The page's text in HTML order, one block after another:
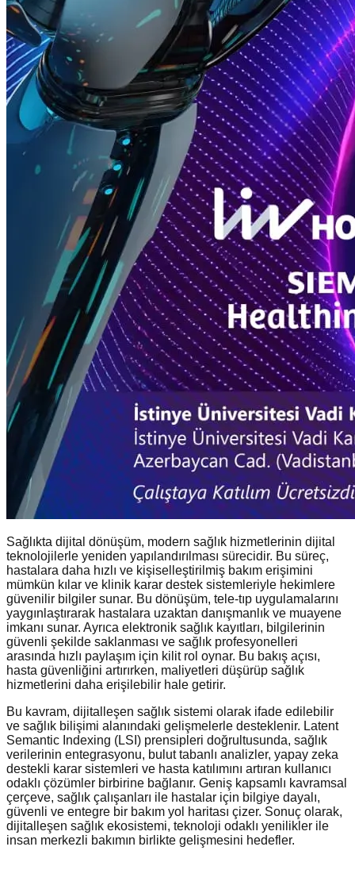
Sağlıkta dijital dönüşüm, modern sağlık hizmetlerinin dijital
teknolojilerle yeniden yapılandırılması sürecidir. Bu süreç,
hastalara daha hızlı ve kişiselleştirilmiş bakım erişimini
mümkün kılar ve klinik karar destek sistemleriyle hekimlere
güvenilir bilgiler sunar. Bu dönüşüm, tele-tıp uygulamalarını
yaygınlaştırarak hastalara uzaktan danışmanlık ve muayene
imkanı sunar. Ayrıca elektronik sağlık kayıtları, bilgilerinin
güvenli şekilde saklanması ve sağlık profesyonelleri
arasında hızlı paylaşım için kilit rol oynar. Bu bakış açısı,
hasta güvenliğini artırırken, maliyetleri düşürüp sağlık
hizmetlerini daha erişilebilir hale getirir.
Bu kavram, dijitalleşen sağlık sistemi olarak ifade edilebilir
ve sağlık bilişimi alanındaki gelişmelerle desteklenir. Latent
Semantic Indexing (LSI) prensipleri doğrultusunda, sağlık
verilerinin entegrasyonu, bulut tabanlı analizler, yapay zeka
destekli karar sistemleri ve hasta katılımını artıran kullanıcı
odaklı çözümler birbirine bağlanır. Geniş kapsamlı kavramsal
çerçeve, sağlık çalışanları ile hastalar için bilgiye dayalı,
güvenli ve entegre bir bakım yol haritası çizer. Sonuç olarak,
dijitalleşen sağlık ekosistemi, teknoloji odaklı yenilikler ile
insan merkezli bakımın birlikte gelişmesini hedefler.